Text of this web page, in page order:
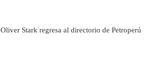
Oliver Stark regresa al directorio de Petroperú